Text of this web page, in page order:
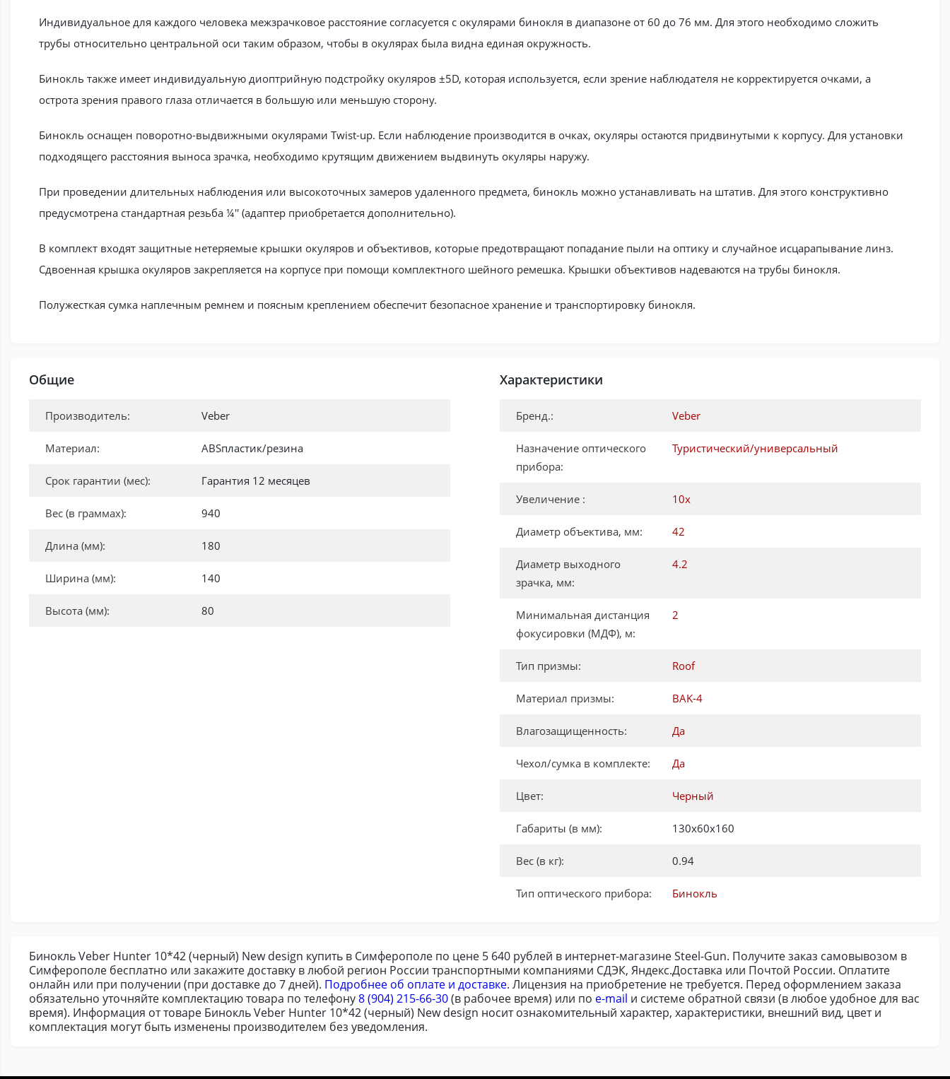
Индивидуальное для каждого человека межзрачковое расстояние согласуется с окулярами бинокля в диапазоне от 60 до 76 мм. Для этого необходимо сложить
трубы относительно центральной оси таким образом, чтобы в окулярах была видна единая окружность.
Бинокль также имеет индивидуальную диоптрийную подстройку окуляров ±5D, которая используется, если зрение наблюдателя не корректируется очками, а
острота зрения правого глаза отличается в большую или меньшую сторону.
Бинокль оснащен поворотно-выдвижными окулярами Twist-up. Если наблюдение производится в очках, окуляры остаются придвинутыми к корпусу. Для установки
подходящего расстояния выноса зрачка, необходимо крутящим движением выдвинуть окуляры наружу.
При проведении длительных наблюдения или высокоточных замеров удаленного предмета, бинокль можно устанавливать на штатив. Для этого конструктивно
предусмотрена стандартная резьба ¼'' (адаптер приобретается дополнительно).
В комплект входят защитные нетеряемые крышки окуляров и объективов, которые предотвращают попадание пыли на оптику и случайное исцарапывание линз.
Сдвоенная крышка окуляров закрепляется на корпусе при помощи комплектного шейного ремешка. Крышки объективов надеваются на трубы бинокля.
Полужесткая сумка наплечным ремнем и поясным креплением обеспечит безопасное хранение и транспортировку бинокля.
Общие
Производитель: Veber
Материал: ABSпластик/резина
Срок гарантии (мес): Гарантия 12 месяцев
Вес (в граммах): 940
Длина (мм): 180
Ширина (мм): 140
Высота (мм): 80
Характеристики
Бренд.: Veber
Назначение оптического
прибора:
Туристический/универсальный
Увеличение : 10х
Диаметр объектива, мм: 42
Диаметр выходного
зрачка, мм:
4.2
Минимальная дистанция
фокусировки (МДФ), м:
2
Тип призмы: Roof
Материал призмы: BAK-4
Влагозащищенность: Да
Чехол/сумка в комплекте: Да
Цвет: Черный
Габариты (в мм): 130х60х160
Вес (в кг): 0.94
Тип оптического прибора: Бинокль
Бинокль Veber Hunter 10*42 (черный) New design купить в Симферополе по цене 5 640 рублей в интернет-магазине Steel-Gun. Получите заказ самовывозом в
Симферополе бесплатно или закажите доставку в любой регион России транспортными компаниями СДЭК, Яндекс.Доставка или Почтой России. Оплатите
онлайн или при получении (при доставке до 7 дней). Подробнее об оплате и доставке. Лицензия на приобретение не требуется. Перед оформлением заказа
обязательно уточняйте комплектацию товара по телефону8 (904) 215-66-30(в рабочее время) или по e-mail и системе обратной связи (в любое удобное для вас
время). Информация от товаре Бинокль Veber Hunter 10*42 (черный) New design носит ознакомительный характер, характеристики, внешний вид, цвет и
комплектация могут быть изменены производителем без уведомления.